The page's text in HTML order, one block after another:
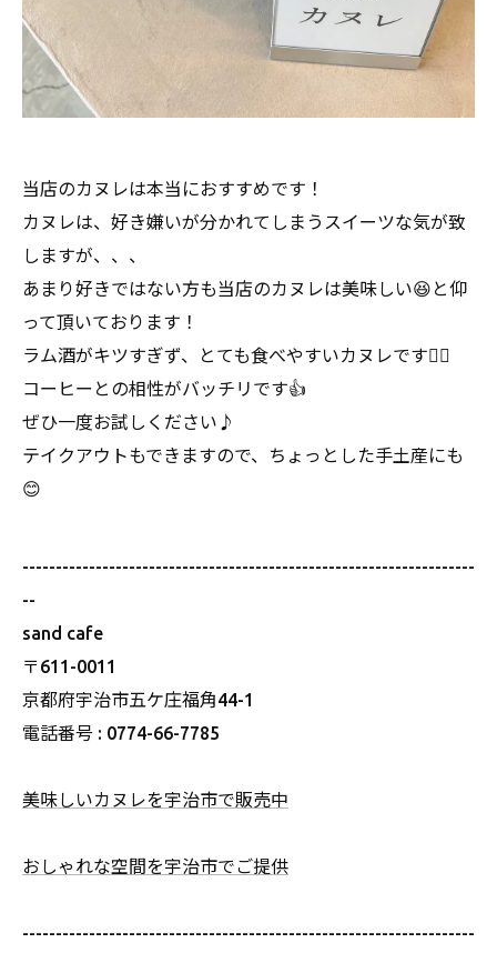
当店のカヌレは本当におすすめです！
カヌレは、好き嫌いが分かれてしまうスイーツな気が致
しますが、、、
あまり好きではない方も当店のカヌレは美味しい😆と仰
って頂いております！
ラム酒がキツすぎず、とても食べやすいカヌレです🙆‍♀️
コーヒーとの相性がバッチリです👍
ぜひ一度お試しください♪
テイクアウトもできますので、ちょっとした手土産にも
😊
--------------------------------------------------------------------
--
sand cafe
〒611-0011
京都府宇治市五ケ庄福角44-1
電話番号 : 0774-66-7785
美味しいカヌレを宇治市で販売中
おしゃれな空間を宇治市でご提供
--------------------------------------------------------------------